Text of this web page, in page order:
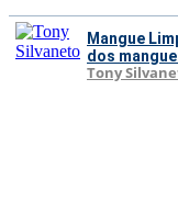
Mangue
dos
Tony